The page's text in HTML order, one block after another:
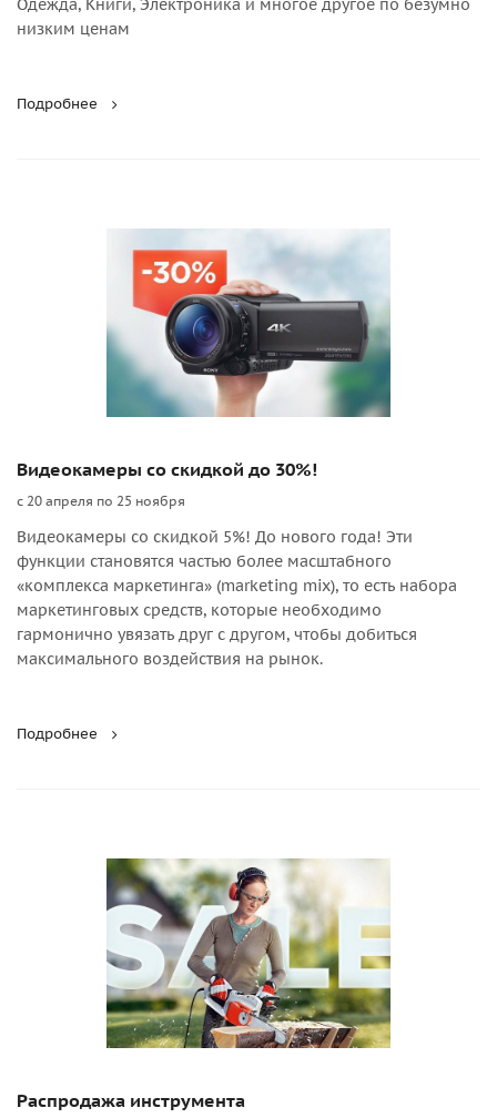
Одежда, Книги, Электроника и многое другое по безумно
низким ценам
Подробнее
Видеокамеры со скидкой до 30%!
с 20 апреля по 25 ноября
Видеокамеры со скидкой 5%! До нового года! Эти
функции становятся частью более масштабного
«комплекса маркетинга» (marketing mix), то есть набора
маркетинговых средств, которые необходимо
гармонично увязать друг с другом, чтобы добиться
максимального воздействия на рынок.
Подробнее
Распродажа инструмента